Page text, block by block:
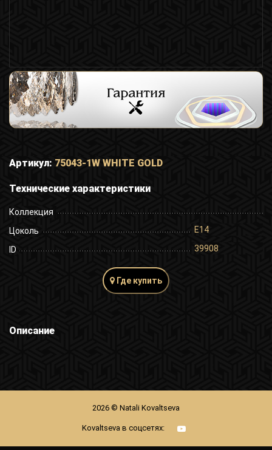
Артикул: 75043-1W WHITE GOLD
Технические характеристики
Коллекция
Цоколь
E14
ID 39908
Где купить
Описание
2026 © Natali Kovaltseva
Kovaltseva в соцсетях: